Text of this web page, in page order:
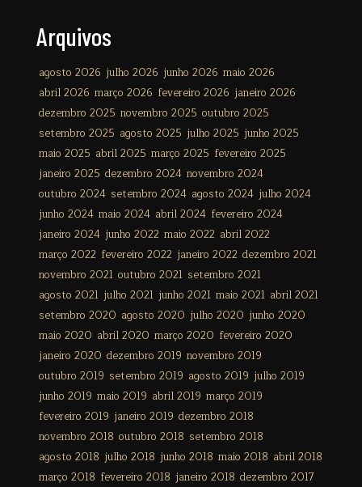
Arquivos
agosto 2026 julho 2026 junho 2026 maio 2026
abril 2026 março 2026 fevereiro 2026 janeiro 2026
dezembro 2025 novembro 2025 outubro 2025
setembro 2025 agosto 2025 julho 2025 junho 2025
maio 2025 abril 2025 março 2025 fevereiro 2025
janeiro 2025 dezembro 2024 novembro 2024
outubro 2024 setembro 2024 agosto 2024 julho 2024
junho 2024 maio 2024 abril 2024 fevereiro 2024
janeiro 2024 junho 2022 maio 2022 abril 2022
março 2022 fevereiro 2022 janeiro 2022 dezembro 2021
novembro 2021 outubro 2021 setembro 2021
agosto 2021 julho 2021 junho 2021 maio 2021 abril 2021
setembro 2020 agosto 2020 julho 2020 junho 2020
maio 2020 abril 2020 março 2020 fevereiro 2020
janeiro 2020 dezembro 2019 novembro 2019
outubro 2019 setembro 2019 agosto 2019 julho 2019
junho 2019 maio 2019 abril 2019 março 2019
fevereiro 2019 janeiro 2019 dezembro 2018
novembro 2018 outubro 2018 setembro 2018
agosto 2018 julho 2018 junho 2018 maio 2018 abril 2018
março 2018 fevereiro 2018 janeiro 2018 dezembro 2017